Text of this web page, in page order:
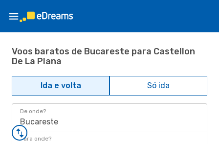
Voos baratos de Bucareste para Castellon
De La Plana
Ida e volta Só ida
De onde?
Bucareste
Para onde?